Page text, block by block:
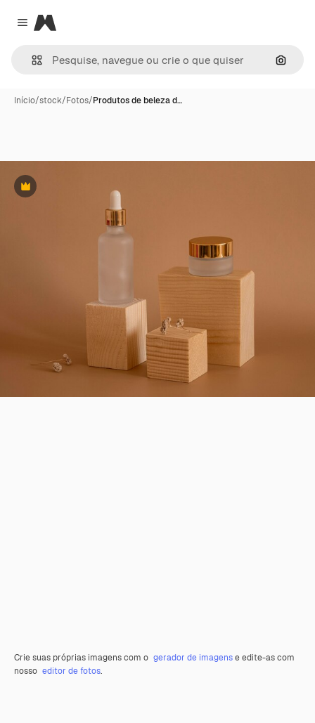
Close menu
Magnific
Início/stock/Fotos/Produtos de beleza d…
Premium
Crie suas próprias imagens com o gerador de imagense edite-as com
nosso editor de fotos.